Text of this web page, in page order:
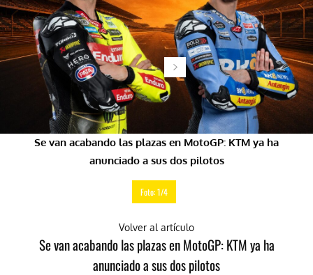
Se van acabando las plazas en MotoGP: KTM ya ha
anunciado a sus dos pilotos
Foto: 1/4
Volver al artículo
Se van acabando las plazas en MotoGP: KTM ya ha
anunciado a sus dos pilotos